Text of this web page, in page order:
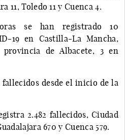
11, Toledo 11 y Cuenca 4.
se han registrado 10
19 en Castilla-La Mancha,
de Albacete, 3 en
desde el inicio de la
2.482 fallecidos, Ciudad
670 y Cuenca 579.